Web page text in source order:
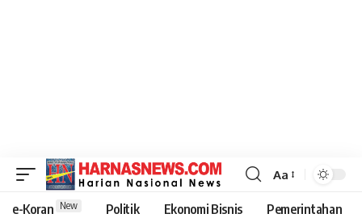
Aa
e-Koran New Politik Ekonomi Bisnis Pemerintahan